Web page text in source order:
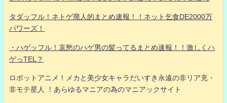
タダッフル！ネトゲ廃人的まとめ速報！！ネット乞食DE2000万
パワーズ！
・ハゲッフル！哀愁のハゲ男の髪ってるまとめ速報！！激しくハ
ゲっTEL？
ロボットアニメ！メカと美少女キャラだいすき永遠の非リア充・
非モテ星人 ！あらゆるマニアの為のマニアックサイト